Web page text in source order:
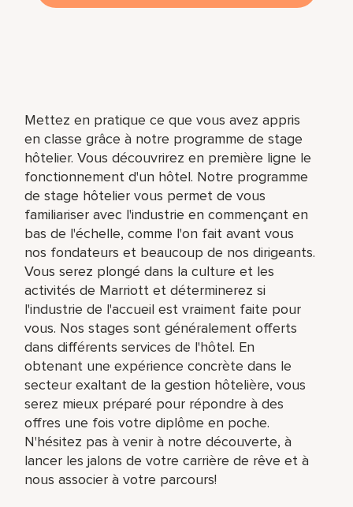
Mettez en pratique ce que vous avez appris
en classe grâce à notre programme de stage
hôtelier. Vous découvrirez en première ligne le
fonctionnement d'un hôtel. Notre programme
de stage hôtelier vous permet de vous
familiariser avec l'industrie en commençant en
bas de l'échelle, comme l'on fait avant vous
nos fondateurs et beaucoup de nos dirigeants.
Vous serez plongé dans la culture et les
activités de Marriott et déterminerez si
l'industrie de l'accueil est vraiment faite pour
vous. Nos stages sont généralement offerts
dans différents services de l'hôtel. En
obtenant une expérience concrète dans le
secteur exaltant de la gestion hôtelière, vous
serez mieux préparé pour répondre à des
offres une fois votre diplôme en poche.
N'hésitez pas à venir à notre découverte, à
lancer les jalons de votre carrière de rêve et à
nous associer à votre parcours!